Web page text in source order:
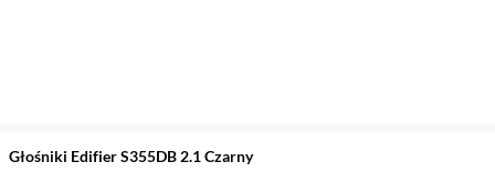
Głośniki Edifier S355DB 2.1 Czarny